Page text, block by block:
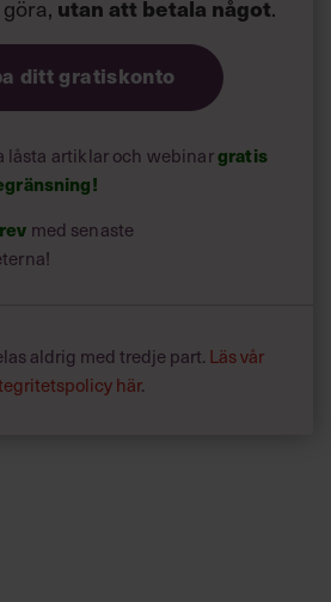
utan att betala något.
ditt gratiskonto
låsta artiklar och webinargratis
med senaste
aldrig med tredje part. Läs vår
här.